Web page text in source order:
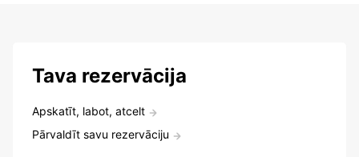
Tava rezervācija
Apskatīt, labot, atcelt
Pārvaldīt savu rezervāciju